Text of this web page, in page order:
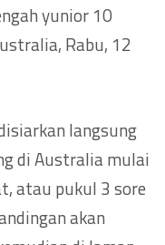
yunior 10
Rabu, 12
langsung
di Australia mulai
atau pukul 3 sore
akan